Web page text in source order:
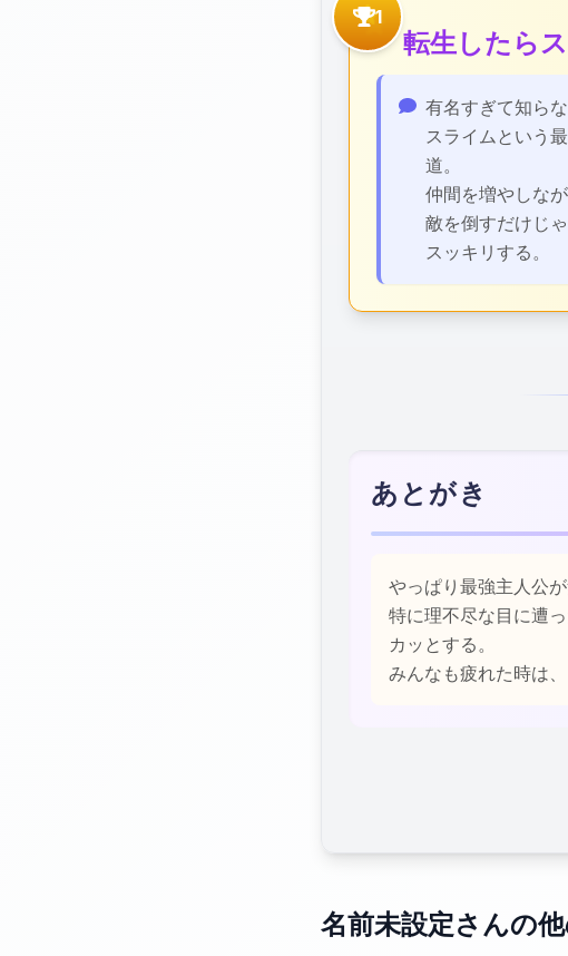
1
転生したら
感想・レビュー：
有名すぎて知ら
スライムという
道。
仲間を増やしな
敵を倒すだけじ
スッキリする。
あとがき
やっぱり最強主人公
特に理不尽な目に遭
カッとする。
みんなも疲れた時は
名前未設定さんの